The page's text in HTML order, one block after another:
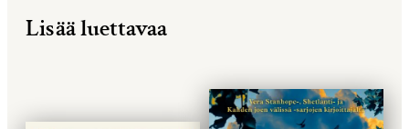
Lisää luettavaa